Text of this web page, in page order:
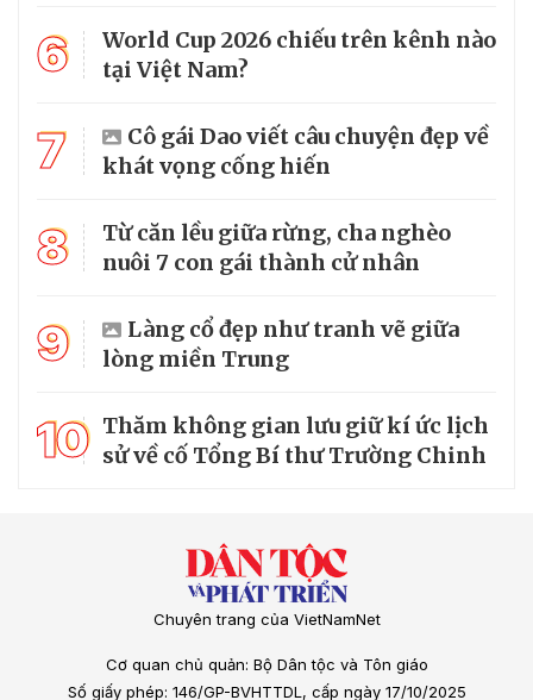
6
World Cup 2026 chiếu trên kênh nào
tại Việt Nam?
7
Cô gái Dao viết câu chuyện đẹp về
khát vọng cống hiến
8
Từ căn lều giữa rừng, cha nghèo
nuôi 7 con gái thành cử nhân
9
Làng cổ đẹp như tranh vẽ giữa
lòng miền Trung
10 Thăm không gian lưu giữ kí ức lịch
sử về cố Tổng Bí thư Trường Chinh
Chuyên trang của VietNamNet
Cơ quan chủ quản: Bộ Dân tộc và Tôn giáo
Số giấy phép: 146/GP-BVHTTDL, cấp ngày 17/10/2025